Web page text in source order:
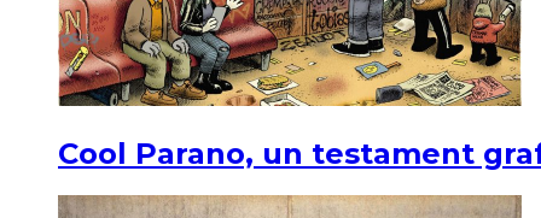
Cool Parano, un testament